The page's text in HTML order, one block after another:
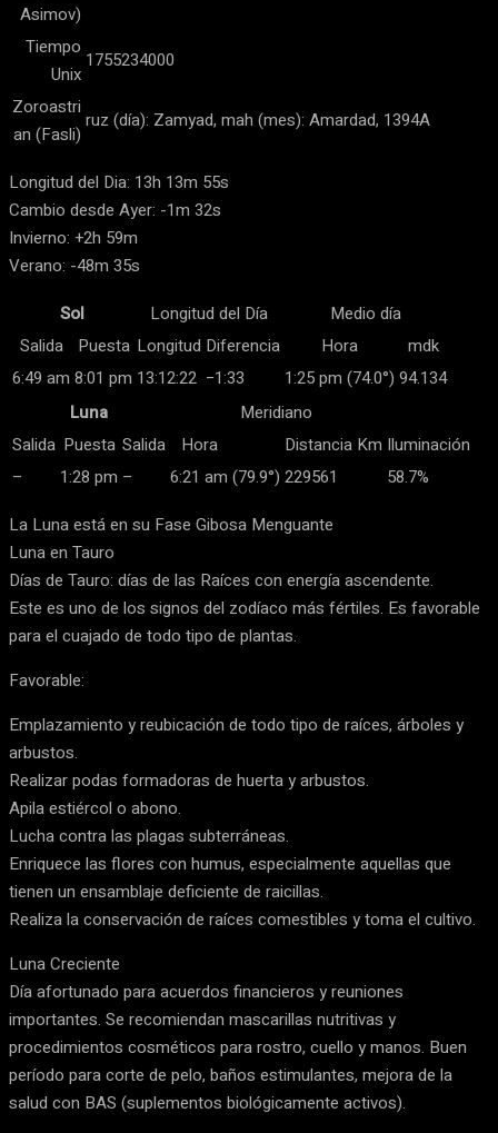
Asimov)
Tiempo
Unix
1755234000
Zoroastri
an (Fasli)
ruz (día): Zamyad, mah (mes): Amardad, 1394A
Longitud del Dia: 13h 13m 55s
Cambio desde Ayer: -1m 32s
Invierno: +2h 59m
Verano: -48m 35s
Sol
Longitud del Día
Medio día
Salida
Puesta Longitud Diferencia Hora
mdk
6:49 am 8:01 pm 13:12:22 −1:33 1:25 pm (74.0°) 94.134
Luna
Meridiano
Salida Puesta Salida Hora Distancia Km Iluminación
–
1:28 pm – 6:21 am (79.9°) 229561
58.7%
La Luna está en su Fase Gibosa Menguante
Luna en Tauro
Días de Tauro: días de las Raíces con energía ascendente.
Este es uno de los signos del zodíaco más fértiles. Es favorable
para el cuajado de todo tipo de plantas.
Favorable:
Emplazamiento y reubicación de todo tipo de raíces, árboles y
arbustos.
Realizar podas formadoras de huerta y arbustos.
Apila estiércol o abono.
Lucha contra las plagas subterráneas.
Enriquece las flores con humus, especialmente aquellas que
tienen un ensamblaje deficiente de raicillas.
Realiza la conservación de raíces comestibles y toma el cultivo.
Luna Creciente
Día afortunado para acuerdos financieros y reuniones
importantes. Se recomiendan mascarillas nutritivas y
procedimientos cosméticos para rostro, cuello y manos. Buen
período para corte de pelo, baños estimulantes, mejora de la
salud con BAS (suplementos biológicamente activos).